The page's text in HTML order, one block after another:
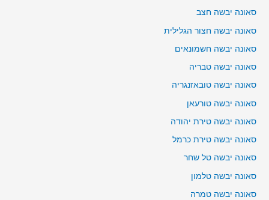
סאונה יבשה חצב
סאונה יבשה חצור הגלילית
סאונה יבשה חשמונאים
סאונה יבשה טבריה
סאונה יבשה טובאזנגריה
סאונה יבשה טורעאן
סאונה יבשה טירת יהודה
סאונה יבשה טירת כרמל
סאונה יבשה טל שחר
סאונה יבשה טלמון
סאונה יבשה טמרה